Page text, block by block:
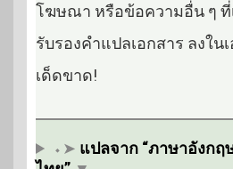
โฆษณา หรือข้อความอื่น ๆ ที่
รับรองคำแปลเอกสาร ลงใน
เด็ดขาด!
⬩➤ แปลจาก “ภาษาอังกฤ